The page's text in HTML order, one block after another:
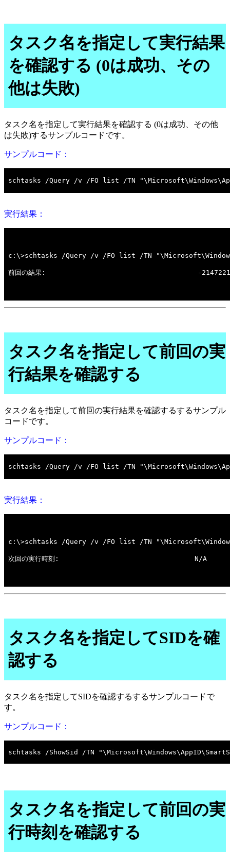
タスク名を指定して実行結果
を確認する (0は成功、その
他は失敗)
タスク名を指定して実行結果を確認する (0は成功、その他
は失敗)するサンプルコードです。
サンプルコード：
実行結果：
タスク名を指定して前回の実
行結果を確認する
タスク名を指定して前回の実行結果を確認するするサンプル
コードです。
サンプルコード：
実行結果：
タスク名を指定してSIDを確
認する
タスク名を指定してSIDを確認するするサンプルコードで
す。
サンプルコード：
タスク名を指定して前回の実
行時刻を確認する